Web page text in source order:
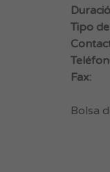
Tipo
Fax:
Bolsa